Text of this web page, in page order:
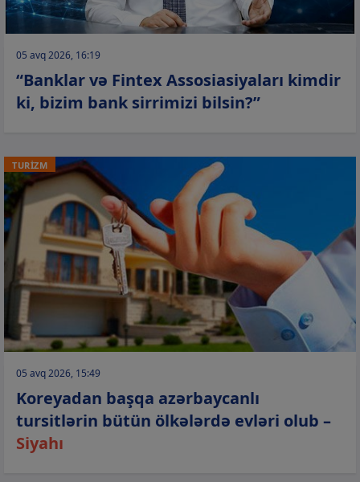
05 avq 2026, 16:19
“Banklar və Fintex Assosiasiyaları kimdir
ki, bizim bank sirrimizi bilsin?”
TURİZM
05 avq 2026, 15:49
Koreyadan başqa azərbaycanlı
tursitlərin bütün ölkələrdə evləri olub –
Siyahı